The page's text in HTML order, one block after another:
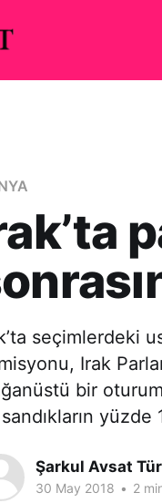
seçimlerdeki
Irak
bir
yüzde
Şarkul Avsat
30 May 2018 • 2